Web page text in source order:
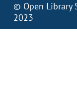
© Open Library
2023